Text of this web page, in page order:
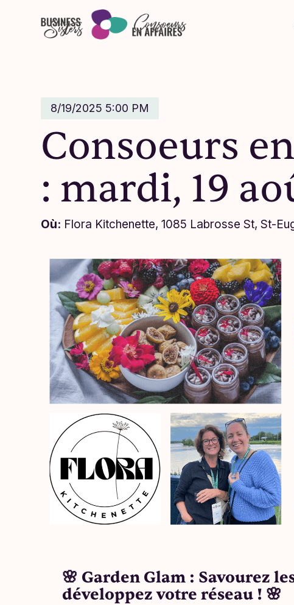
8/19/2025 5:00 PM
Consoeurs
: mardi, 19
Où: Flora Kitchenette, 1085 Labrosse St, St-
🌸 Garden Glam : Savourez
développez votre réseau ! 🌸